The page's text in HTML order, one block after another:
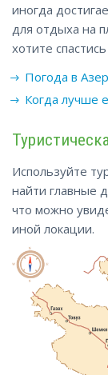
иногда
для отдыха на
хотите
Погода в
Когда лучше
Используйте
найти главные
что можно
иной локации.